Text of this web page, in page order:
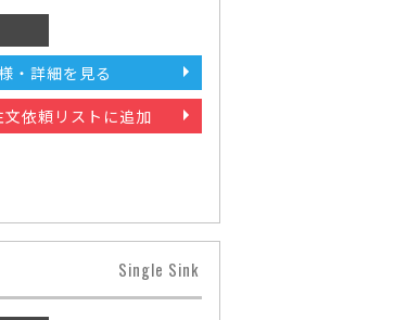
・詳細を見る
文依頼リストに追加
Single Sink